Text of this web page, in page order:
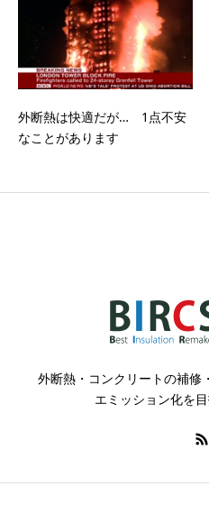
外断熱は快適だが… 1点不安
なことがあります
外断熱・コンクリートの補修
エミッション化を